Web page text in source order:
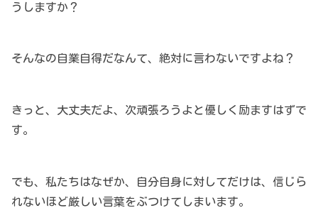
うしますか？
そんなの自業自得だなんて、絶対に言わないですよね？
きっと、大丈夫だよ、次頑張ろうよと優しく励ますはずで
す。
でも、私たちはなぜか、自分自身に対してだけは、信じら
れないほど厳しい言葉をぶつけてしまいます。